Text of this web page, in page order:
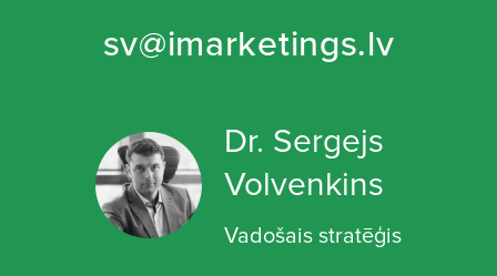
sv@imarketings.lv
Dr. Sergejs
Volvenkins
Vadošais stratēģis